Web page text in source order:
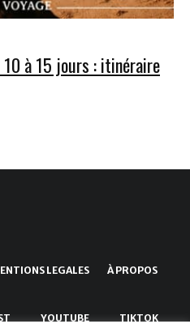
à 15 jours : itinéraire
LEGALES À PROPOS
YOUTUBE TIKTOK